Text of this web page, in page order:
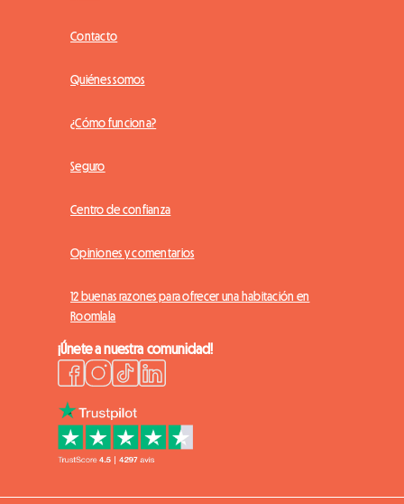
Contacto
Quiénes somos
¿Cómo funciona?
Seguro
Centro de confianza
Opiniones y comentarios
12 buenas razones para ofrecer una habitación en
Roomlala
¡Únete a nuestra comunidad!